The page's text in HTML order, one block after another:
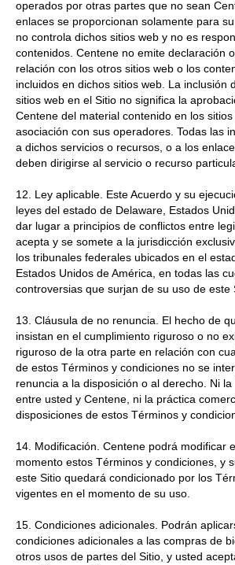
operados por otras partes que no sean
enlaces se proporcionan solamente para
no controla dichos sitios web y no es
contenidos. Centene no emite declaración
relación con los otros sitios web o los
incluidos en dichos sitios web. La inclusión
sitios web en el Sitio no significa la
Centene del material contenido en los
asociación con sus operadores. Todas las
a dichos servicios o recursos, o a los
deben dirigirse al servicio o recurso
12. Ley aplicable. Este Acuerdo y su
leyes del estado de Delaware, Estados
dar lugar a principios de conflictos entre
acepta y se somete a la jurisdicción
los tribunales federales ubicados en el
Estados Unidos de América, en todas las
controversias que surjan de su uso de este
13. Cláusula de no renuncia. El hecho de
insistan en el cumplimiento riguroso o no
riguroso de la otra parte en relación con
de estos Términos y condiciones no se
renuncia a la disposición o al derecho. Ni
entre usted y Centene, ni la práctica
disposiciones de estos Términos y
14. Modificación. Centene podrá modificar
momento estos Términos y condiciones, y
este Sitio quedará condicionado por los
vigentes en el momento de su uso.
15. Condiciones adicionales. Podrán
condiciones adicionales a las compras de
otros usos de partes del Sitio, y usted